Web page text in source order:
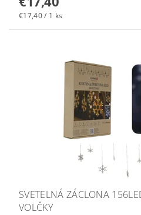
€17,40 / 1 ks
SVETELNÁ ZÁCLONA
VOLČKY